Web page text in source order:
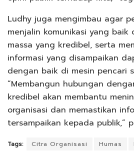
Ludhy juga mengimbau agar
menjalin komunikasi yang baik
massa yang kredibel, serta
informasi yang disampaikan
dengan baik di mesin pencari
“Membangun hubungan
kredibel akan membantu
organisasi dan memastikan
tersampaikan kepada publik,”
Tags: Citra Organisasi Humas